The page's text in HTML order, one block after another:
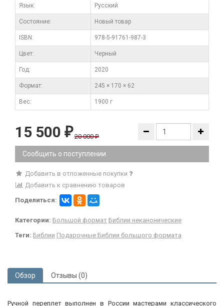
Язык: Русский
Состояние: Новый товар
ISBN: 978-5-91761-987-3
Цвет: Черный
Год: 2020
Формат: 245 × 170 × 62
Вес: 1900 г
15 500 ₽ 20 000₽
Сообщить о поступлении
Добавить в отложенные покупки
Добавить к сравнению товаров
Поделиться:
Категории: Большой формат Библии неканонические
Теги: Библии Подарочные Библии большого формата
Обзор Отзывы (0)
Ручной переплет выполнен в России мастерами классического